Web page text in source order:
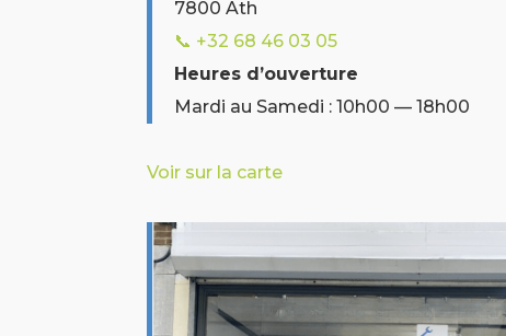
7800 Ath
📞 +32 68 46 03 05
Heures d’ouverture
Mardi au Samedi : 10h00 — 18h00
Voir sur la carte